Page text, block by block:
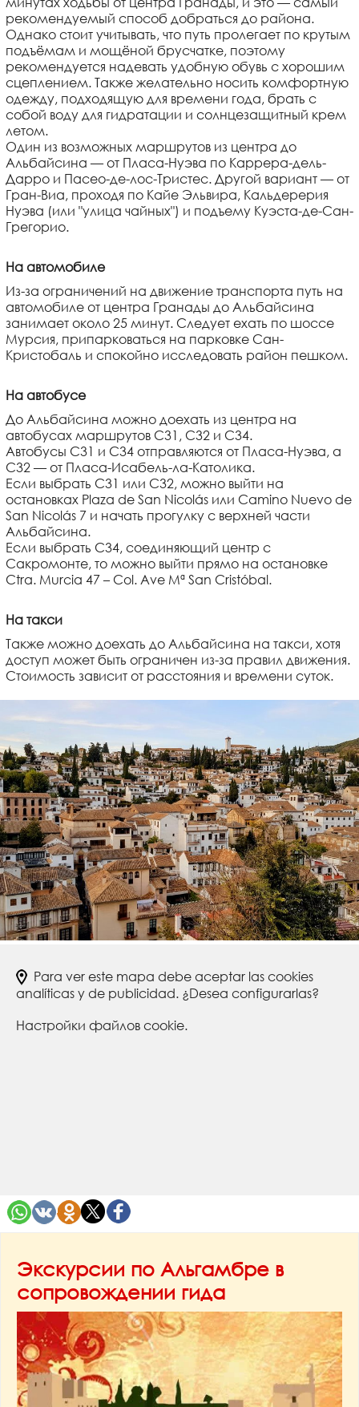
рекомендуемый способ добраться до района.
Однако стоит учитывать, что путь пролегает по крутым
подъёмам и мощёной брусчатке, поэтому
рекомендуется надевать удобную обувь с хорошим
сцеплением. Также желательно носить комфортную
одежду, подходящую для времени года, брать с
собой воду для гидратации и солнцезащитный крем
летом.
Один из возможных маршрутов из центра до
Альбайсина — от Пласа-Нуэва по Каррера-дель-
Дарро и Пасео-де-лос-Тристес. Другой вариант — от
Гран-Виа, проходя по Кайе Эльвира, Кальдерерия
Нуэва (или "улица чайных") и подъему Куэста-де-Сан-
Грегорио.
На автомобиле
Из-за ограничений на движение транспорта путь на
автомобиле от центра Гранады до Альбайсина
занимает около 25 минут. Следует ехать по шоссе
Мурсия, припарковаться на парковке Сан-
Кристобаль и спокойно исследовать район пешком.
На автобусе
До Альбайсина можно доехать из центра на
автобусах маршрутов C31, C32 и C34.
Автобусы C31 и C34 отправляются от Пласа-Нуэва, а
C32 — от Пласа-Исабель-ла-Католика.
Если выбрать C31 или C32, можно выйти на
остановках Plaza de San Nicolás или Camino Nuevo de
San Nicolás 7 и начать прогулку с верхней части
Альбайсина.
Если выбрать C34, соединяющий центр с
Сакромонте, то можно выйти прямо на остановке
Ctra. Murcia 47 – Col. Ave Mª San Cristóbal.
На такси
Также можно доехать до Альбайсина на такси, хотя
доступ может быть ограничен из-за правил движения.
Стоимость зависит от расстояния и времени суток.
Para ver este mapa debe aceptar las cookies
analíticas y de publicidad. ¿Desea configurarlas?
Настройки файлов cookie.
Экскурсии по Альгамбре в
сопровождении гида